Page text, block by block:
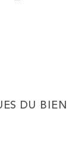
DU BIEN